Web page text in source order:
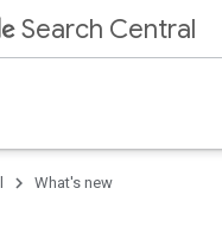
Search Central
What's new